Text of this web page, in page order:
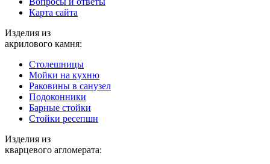
Карта сайта
Изделия из
акрилового камня:
Столешницы
Мойки на кухню
Раковины в санузел
Подоконники
Барные стойки
Стойки ресепшн
Изделия из
кварцевого агломерата: